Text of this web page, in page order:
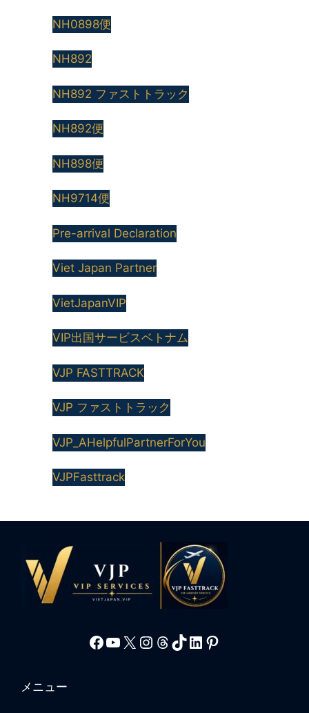
NH0898便
NH892
NH892 ファストトラック
NH892便
NH898便
NH9714便
Pre-arrival Declaration
Viet Japan Partner
VietJapanVIP
VIP出国サービスベトナム
VJP FASTTRACK
VJP ファストトラック
VJP_AHelpfulPartnerForYou
VJPFasttrack
Facebook
YouTube
X Instagram
Threads
TikTok
LinkedIn
Pinterest
メニュー